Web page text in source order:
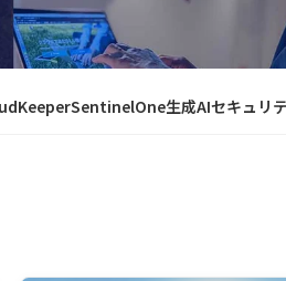
KeeperSentinelOne生成AIセキュリ